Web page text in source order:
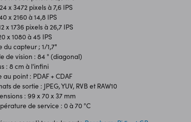
x 3472 pixels à 7,6 IPS
x 2160 à 14,8 IPS
x 1736 pixels à 26,7 IPS
x 1080 à 45 IPS
du capteur ; 1/1,7"
de vision : 84 ° (diagonal)
: 8 cm à l'infini
au point : PDAF + CDAF
de sortie : JPEG, YUV, RVB et RAW10
: 99 x 70 x 37 mm
de service : 0 à 70 °C